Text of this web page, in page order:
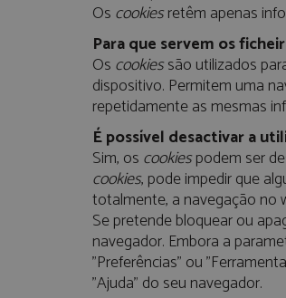
Os cookiesretêm apenas
Para que servem os
Os cookiessão utilizados
dispositivo. Permitem uma
repetidamente as mesmas
É possível desactivar a
Sim, os cookiespodem ser
cookies, pode impedir que
totalmente, a navegação no
Se pretende bloquear ou
navegador. Embora a
"Preferências" ou
"Ajuda" do seu navegador.​